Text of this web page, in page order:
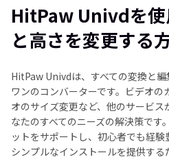
HitPaw Univdを使
と高さを変更する
HitPaw Univdは、すべての変換と
ワンのコンバーターです。ビデオの
オのサイズ変更など、他のサービ
なたのすべてのニーズの解決策です
ットをサポートし、初心者でも経
シンプルなインストールを提供する